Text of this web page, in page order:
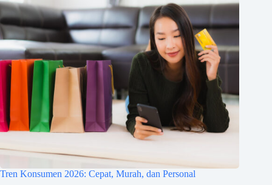
Tren Konsumen 2026: Cepat, Murah, dan Personal